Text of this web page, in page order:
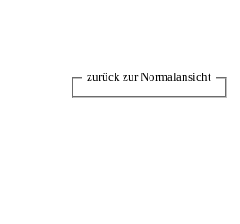
zurück zur Normalansicht